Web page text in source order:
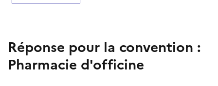
Réponse pour la convention :
Pharmacie d'officine